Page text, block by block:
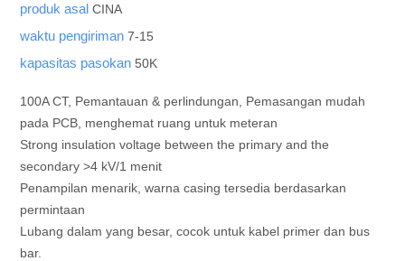
produk asalCINA
waktu pengiriman7-15
kapasitas pasokan50K
100A CT, Pemantauan & perlindungan, Pemasangan mudah
pada PCB, menghemat ruang untuk meteran
Strong insulation voltage between the primary and the
secondary >4 kV/1 menit
Penampilan menarik, warna casing tersedia berdasarkan
permintaan
Lubang dalam yang besar, cocok untuk kabel primer dan bus
bar.